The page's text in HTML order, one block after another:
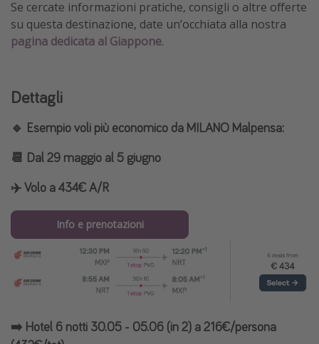
Se cercate informazioni pratiche, consigli o altre offerte
su questa destinazione, date un’occhiata alla nostra
pagina dedicata al Giappone.
Dettagli
🔹 Esempio voli più economico da MILANO Malpensa:
📆 Dal 29 maggio al 5 giugno
✈️ Volo a 434€ A/R
Info e prenotazioni
➡️ Hotel 6 notti 30.05 - 05.06 (in 2) a 216€/persona